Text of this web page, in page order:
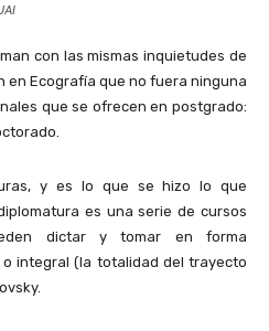
con las mismas inquietudes de
en Ecografía que no fuera ninguna
que se ofrecen en postgrado:
y es lo que se hizo lo que
es una serie de cursos
dictar y tomar en forma
integral (la totalidad del trayecto